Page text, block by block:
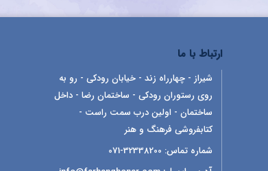
ارتباط با ما
شیراز - چهارراه زند - خیابان رودکی - رو به
روی رستوران رودکی - ساختمان رضا - داخل
ساختمان - اولین درب سمت راست -
کتابفروشی فرهنگ و هنر
شماره تماس: 32338200-071